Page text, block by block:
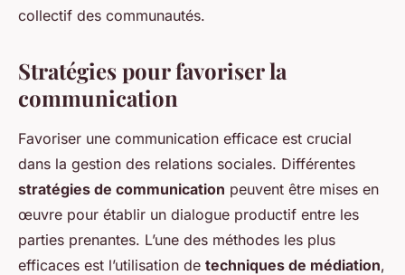
collectif des communautés.
Stratégies pour favoriser la
communication
Favoriser une communication efficace est crucial
dans la gestion des relations sociales. Différentes
stratégies de communication peuvent être mises en
œuvre pour établir un dialogue productif entre les
parties prenantes. L’une des méthodes les plus
efficaces est l’utilisation de techniques de médiation,